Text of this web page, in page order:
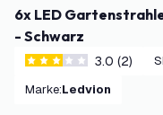
6x LED Gartenstrahler - IP65 - 3W - 2700K - 2M Kabel
- Schwarz
3 Bewertungssterne
3.0 (2)
Marke: Ledvion